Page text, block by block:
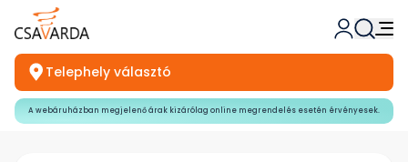
Telephely választó
A webáruházban megjelenő árak kizárólag online megrendelés esetén érvényesek.